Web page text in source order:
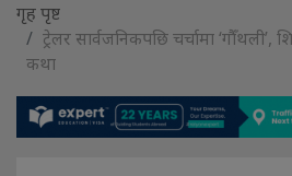
गृह पृष्ट
ट्रेलर सार्वजनिकपछि चर्चामा ‘गौँथली’,
कथा